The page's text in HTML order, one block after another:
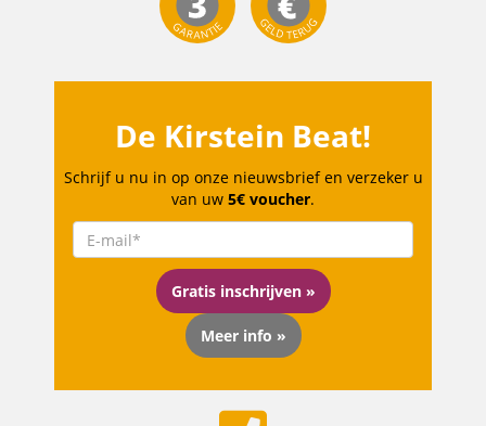
De Kirstein Beat!
Schrijf u nu in op onze nieuwsbrief en verzeker u
van uw 5€ voucher.
Gratis inschrijven »
Meer info »